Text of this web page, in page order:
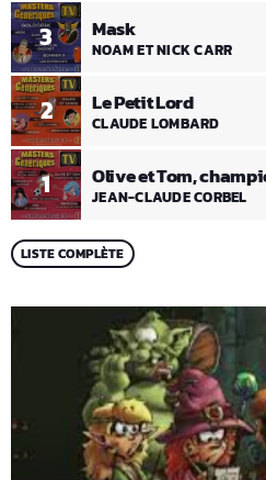
1 Olive et Tom,
JEAN-CLAUDE CORBEL
2 Le Petit Lord
CLAUDE LOMBARD
3 Mask
NOAM ET NICK CARR
LISTE COMPLÈTE